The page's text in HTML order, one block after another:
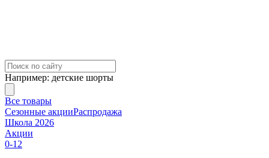
Например: детские шорты
Все товары
Сезонные акцииРаспродажа
Школа 2026
Акции
0-12